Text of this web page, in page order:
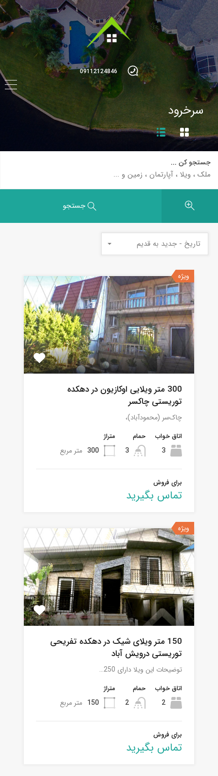
09112124846
سرخرود
جستجو کن ...
جستجو
تاریخ - جدید به قدیم
ویژه
300 متر ویلایی اوکازیون در دهکده
توریستی چاکسر
چاک‌سر (محمودآباد)،
اتاق خواب
3
حمام
3
متراژ
300 متر مربع
برای فروش
تماس بگیرید
ویژه
150 متر ویلای شیک در دهکده تفریحی
توریستی درویش آباد
توضیحات این ویلا دارای 250…
اتاق خواب
2
حمام
2
متراژ
150 متر مربع
برای فروش
تماس بگیرید